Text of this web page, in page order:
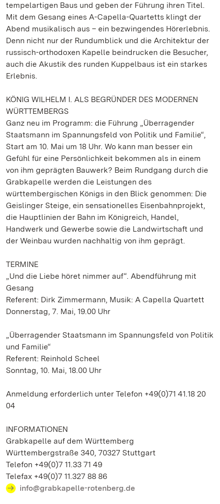
tempelartigen Baus und geben der Führung ihren Titel.
Mit dem Gesang eines A-Capella-Quartetts klingt der
Abend musikalisch aus – ein bezwingendes Hörerlebnis.
Denn nicht nur der Rundumblick und die Architektur der
russisch-orthodoxen Kapelle beindrucken die Besucher,
auch die Akustik des runden Kuppelbaus ist ein starkes
Erlebnis.
KÖNIG WILHELM I. ALS BEGRÜNDER DES MODERNEN
WÜRTTEMBERGS
Ganz neu im Programm: die Führung „Überragender
Staatsmann im Spannungsfeld von Politik und Familie“,
Start am 10. Mai um 18 Uhr. Wo kann man besser ein
Gefühl für eine Persönlichkeit bekommen als in einem
von ihm geprägten Bauwerk? Beim Rundgang durch die
Grabkapelle werden die Leistungen des
württembergischen Königs in den Blick genommen: Die
Geislinger Steige, ein sensationelles Eisenbahnprojekt,
die Hauptlinien der Bahn im Königreich, Handel,
Handwerk und Gewerbe sowie die Landwirtschaft und
der Weinbau wurden nachhaltig von ihm geprägt.
TERMINE
„Und die Liebe höret nimmer auf“. Abendführung mit
Gesang
Referent: Dirk Zimmermann, Musik: A Capella Quartett
Donnerstag, 7. Mai, 19.00 Uhr
„Überragender Staatsmann im Spannungsfeld von Politik
und Familie“
Referent: Reinhold Scheel
Sonntag, 10. Mai, 18.00 Uhr
Anmeldung erforderlich unter Telefon +49(0)71 41.18 20
04
INFORMATIONEN
Grabkapelle auf dem Württemberg
Württembergstraße 340, 70327 Stuttgart
Telefon +49(0)7 11.33 71 49
Telefax +49(0)7 11.327 88 86
info@grabkapelle-rotenberg.de